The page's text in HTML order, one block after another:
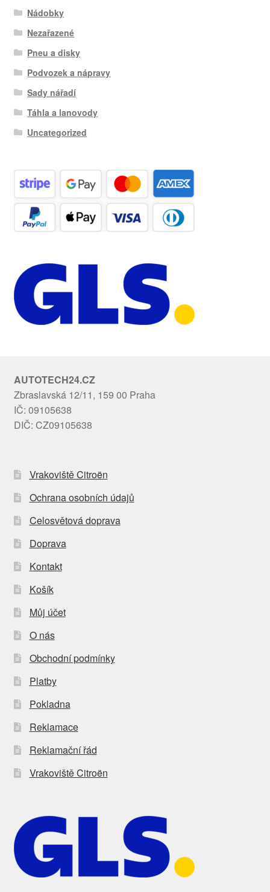
Nádobky
Nezařazené
Pneu a disky
Podvozek a nápravy
Sady nářadí
Táhla a lanovody
Uncategorized
AUTOTECH24.CZ
Zbraslavská 12/11, 159 00 Praha
IČ: 09105638
DIČ: CZ09105638
Vrakoviště Citroën
Ochrana osobních údajů
Celosvětová doprava
Doprava
Kontakt
Košík
Můj účet
O nás
Obchodní podmínky
Platby
Pokladna
Reklamace
Reklamační řád
Vrakoviště Citroën